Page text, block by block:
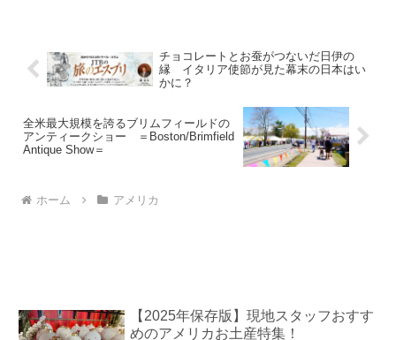
チョコレートとお蚕がつないだ日伊の
縁 イタリア使節が見た幕末の日本はい
かに？
全米最大規模を誇るブリムフィールドの
アンティークショー ＝Boston/Brimfield
Antique Show＝
ホーム アメリカ
【2025年保存版】現地スタッフおすす
めのアメリカお土産特集！